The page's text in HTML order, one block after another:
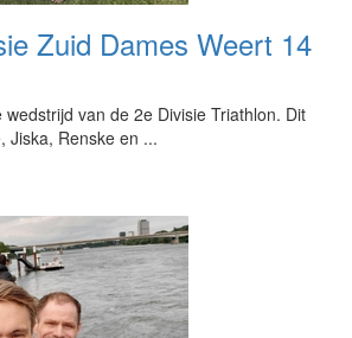
Zuid Dames Weert 14
van de 2e Divisie Triathlon. Dit
Jiska, Renske en ...